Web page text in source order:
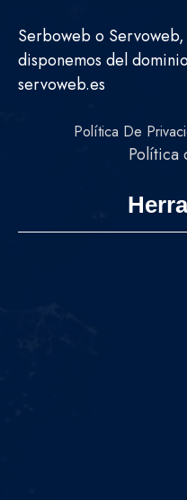
Serboweb o
disponemos del
servoweb.es
Política De
Política